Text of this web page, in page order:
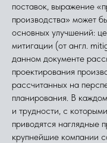
поставок, выражение
производства» может
основных улучшений:
митигации (от англ.
данном документе
проектирования
рассчитанных на
планирования. В
и трудности, с
приводятся наглядные
крупнейшие компании